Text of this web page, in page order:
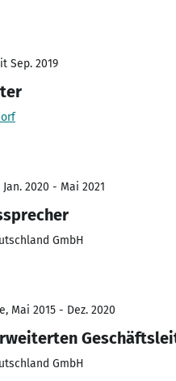
Sep. 2019
2020 - Mai 2021
GmbH
Mai 2015 - Dez. 2020
GmbH